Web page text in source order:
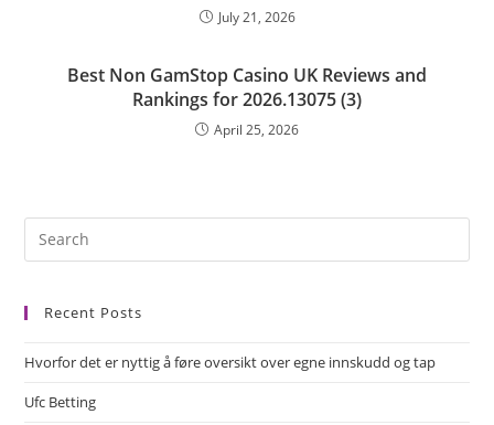
July 21, 2026
Best Non GamStop Casino UK Reviews and
Rankings for 2026.13075 (3)
April 25, 2026
Recent Posts
Hvorfor det er nyttig å føre oversikt over egne innskudd og tap
Ufc Betting